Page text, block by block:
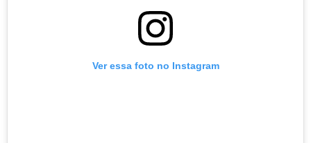
Ver essa foto no Instagram